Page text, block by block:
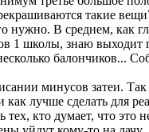
такие
нужно. В среднем, как
1 школы, знаю выходит
балончиков...
минусов затеи. Так
как лучше сделать для
кто думает, что это